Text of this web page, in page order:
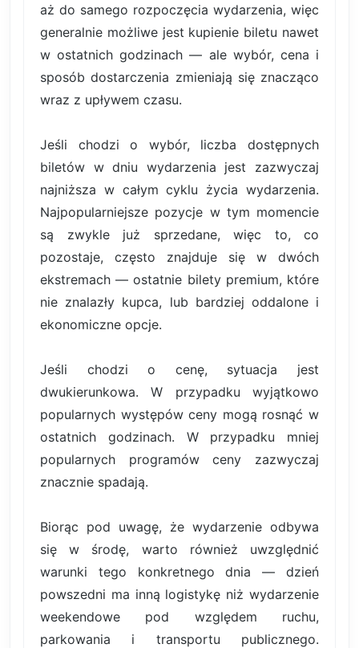
aż do samego rozpoczęcia wydarzenia, więc
generalnie możliwe jest kupienie biletu nawet
w ostatnich godzinach — ale wybór, cena i
sposób dostarczenia zmieniają się znacząco
wraz z upływem czasu.
Jeśli chodzi o wybór, liczba dostępnych
biletów w dniu wydarzenia jest zazwyczaj
najniższa w całym cyklu życia wydarzenia.
Najpopularniejsze pozycje w tym momencie
są zwykle już sprzedane, więc to, co
pozostaje, często znajduje się w dwóch
ekstremach — ostatnie bilety premium, które
nie znalazły kupca, lub bardziej oddalone i
ekonomiczne opcje.
Jeśli chodzi o cenę, sytuacja jest
dwukierunkowa. W przypadku wyjątkowo
popularnych występów ceny mogą rosnąć w
ostatnich godzinach. W przypadku mniej
popularnych programów ceny zazwyczaj
znacznie spadają.
Biorąc pod uwagę, że wydarzenie odbywa
się w środę, warto również uwzględnić
warunki tego konkretnego dnia — dzień
powszedni ma inną logistykę niż wydarzenie
weekendowe pod względem ruchu,
parkowania i transportu publicznego.